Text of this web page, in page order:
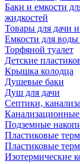
Баки и емкости
жидкостей
Товары для дачи и
Емкости для воды
Торфяной туалет
Детские
Крышка колодца
Душевые баки
Душ для дачи
Септики,
Подземные
Пластиковые
Пластиковые
Изотермические